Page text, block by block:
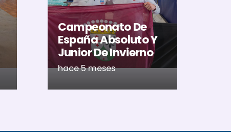
Campeonato De
España Absoluto Y
Junior De Invierno
hace 5 meses